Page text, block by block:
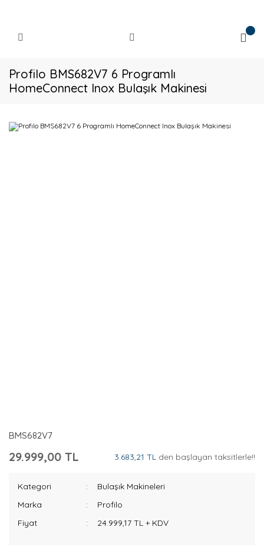
Profilo BMS682V7 6 Programlı
HomeConnect Inox Bulaşık Makinesi
BMS682V7
29.999,00 TL 3.683,21 TL den başlayan taksitlerle!!
Kategori
Bulaşık Makineleri
Marka
Profilo
Fiyat
24.999,17 TL + KDV